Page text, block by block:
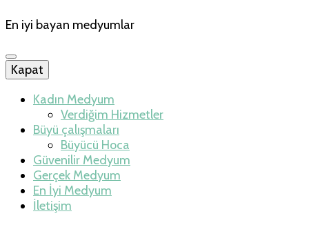
En iyi bayan medyumlar
Kapat
Kadın Medyum
Verdiğim Hizmetler
Büyü çalışmaları
Büyücü Hoca
Güvenilir Medyum
Gerçek Medyum
En İyi Medyum
İletişim